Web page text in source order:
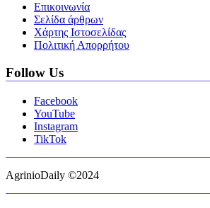
Επικοινωνία
Σελίδα άρθρων
Χάρτης Ιστοσελίδας
Πολιτική Απορρήτου
Follow Us
Facebook
YouTube
Instagram
TikTok
AgrinioDaily ©2024